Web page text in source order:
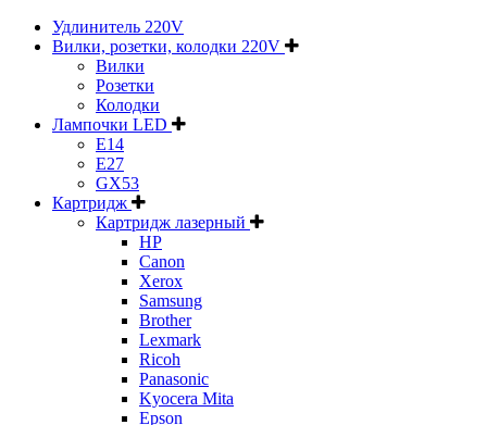
Удлинитель 220V
Вилки, розетки, колодки 220V
Вилки
Розетки
Колодки
Лампочки LED
E14
E27
GX53
Картридж
Картридж лазерный
HP
Canon
Xerox
Samsung
Brother
Lexmark
Ricoh
Panasonic
Kyocera Mita
Epson